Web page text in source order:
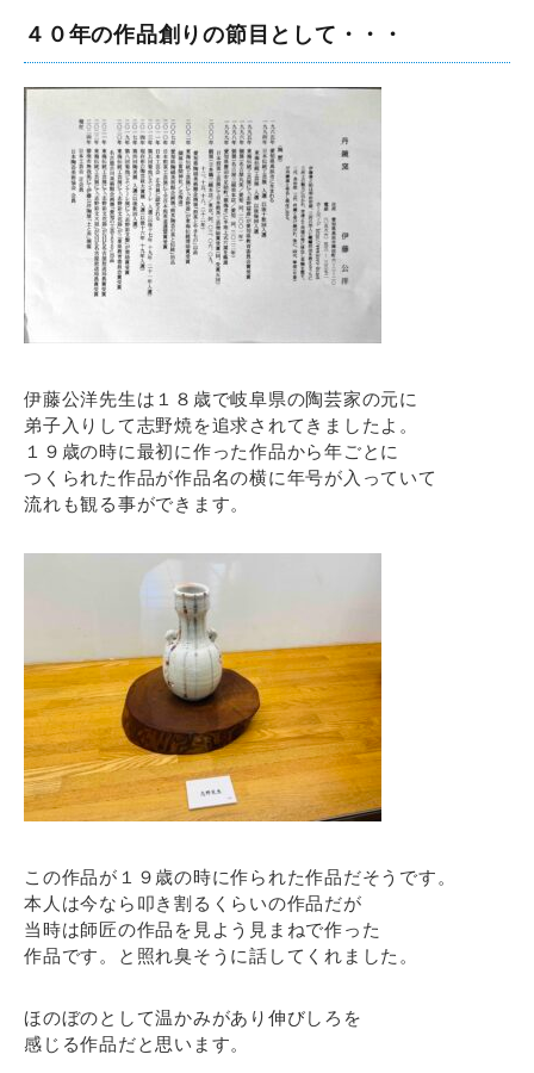
４０年の作品創りの節目として・・・
伊藤公洋先生は１８歳で岐阜県の陶芸家の元に
弟子入りして志野焼を追求されてきましたよ。
１９歳の時に最初に作った作品から年ごとに
つくられた作品が作品名の横に年号が入っていて
流れも観る事ができます。
この作品が１９歳の時に作られた作品だそうです。
本人は今なら叩き割るくらいの作品だが
当時は師匠の作品を見よう見まねで作った
作品です。と照れ臭そうに話してくれました。
ほのぼのとして温かみがあり伸びしろを
感じる作品だと思います。